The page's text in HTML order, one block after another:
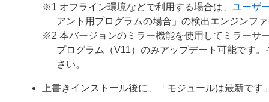
※1 オフライン環境などで利用する場合は、 ユーザ
アント用プログラムの場合」の検出エンジンフ
※2 本バージョンのミラー機能を使用してミラーサ
プログラム（V11）のみアップデート可能です
さい。
上書きインストール後に、「モジュールは最新です